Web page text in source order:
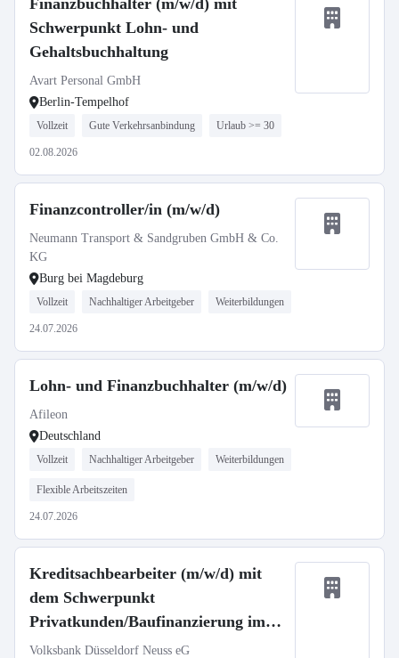
Finanzbuchhalter (m/w/d) mit
Schwerpunkt Lohn- und
Gehaltsbuchhaltung
Avart Personal GmbH
Berlin-Tempelhof
Vollzeit Gute Verkehrsanbindung Urlaub >= 30
02.08.2026
Finanzcontroller/in (m/w/d)
Neumann Transport & Sandgruben GmbH & Co.
KG
Burg bei Magdeburg
Vollzeit Nachhaltiger Arbeitgeber Weiterbildungen
24.07.2026
Lohn- und Finanzbuchhalter (m/w/d)
Afileon
Deutschland
Vollzeit Nachhaltiger Arbeitgeber Weiterbildungen
Flexible Arbeitszeiten
24.07.2026
Kreditsachbearbeiter (m/w/d) mit
dem Schwerpunkt
Privatkunden/Baufinanzierung im
Bestandsgeschäft
Volksbank Düsseldorf Neuss eG